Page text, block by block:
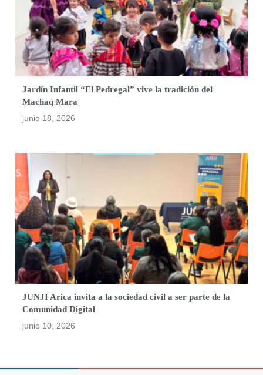
Jardín Infantil “El Pedregal” vive la tradición del
Machaq Mara
junio 18, 2026
JUNJI Arica invita a la sociedad civil a ser parte de la
Comunidad Digital
junio 10, 2026